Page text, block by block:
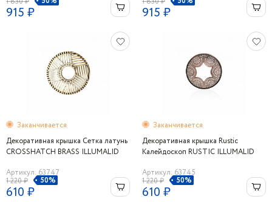
915 ₽ 915 ₽
Заканчивается
Декоративная крышка Сетка латунь
CROSSHATCH BRASS ILLUMALID
Артикул: 63747
1 220 ₽
50%
610 ₽
Заканчивается
Декоративная крышка Rustic
Калейдоскоп RUSTIC ILLUMALID
Артикул: 63745
1 220 ₽
50%
610 ₽